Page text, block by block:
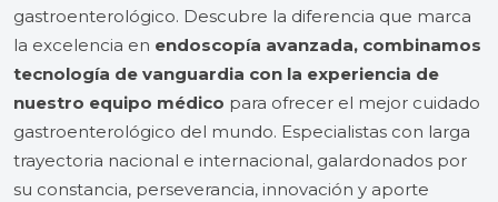
gastroenterológico. Descubre la diferencia que marca
la excelencia en endoscopía avanzada, combinamos
tecnología de vanguardia con la experiencia de
nuestro equipo médico para ofrecer el mejor cuidado
gastroenterológico del mundo. Especialistas con larga
trayectoria nacional e internacional, galardonados por
su constancia, perseverancia, innovación y aporte